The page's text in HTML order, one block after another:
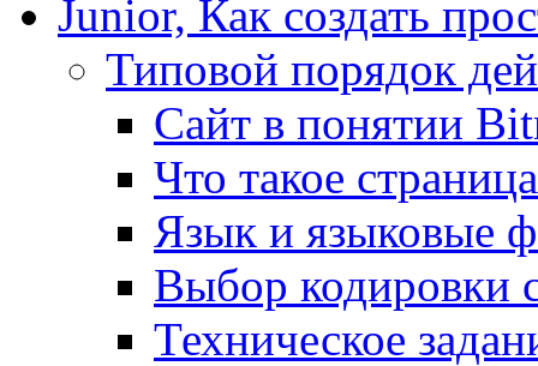
Junior, Как создать
Типовой порядок
Сайт в понятии
Что такое страница
Язык и языковые
Выбор кодировки
Техническое